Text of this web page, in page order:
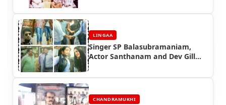
LINGAA
Singer SP Balasubramaniam,
Actor Santhanam and Dev Gill
Lingaa Celebrity Speaks
CHANDRAMUKHI